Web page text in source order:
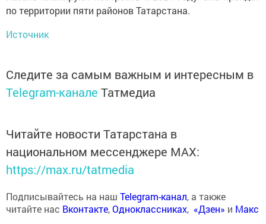
по территории пяти районов Татарстана.
Источник
Следите за самым важным и интересным в
Telegram-канале Татмедиа
Читайте новости Татарстана в
национальном мессенджере MАХ:
https://max.ru/tatmedia
Подписывайтесь на наш Telegram-канал, а также
читайте нас Вконтакте,Одноклассниках, «Дзен» и Макс